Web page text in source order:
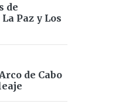
de
Paz y Los
de Cabo